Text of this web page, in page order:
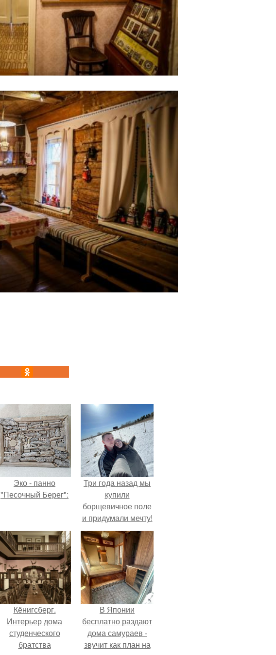
Эко - панно
"Песочный Берег":
Три года назад мы
купили
борщевичное поле
и придумали мечту!
Кёнигсберг.
Интерьер дома
студенческого
братства
В Японии
бесплатно раздают
дома самураев -
звучит как план на